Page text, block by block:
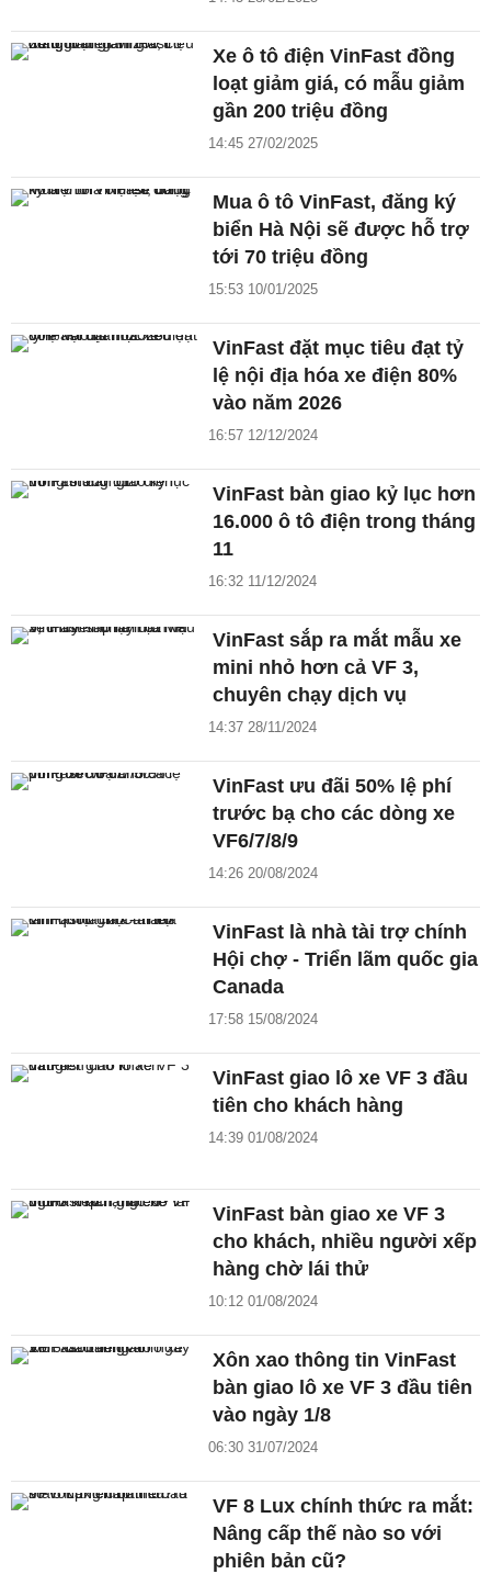
Xe ô tô điện VinFast đồng
loạt giảm giá, có mẫu giảm
gần 200 triệu đồng
14:45 27/02/2025
Mua ô tô VinFast, đăng ký
biển Hà Nội sẽ được hỗ trợ
tới 70 triệu đồng
15:53 10/01/2025
VinFast đặt mục tiêu đạt tỷ
lệ nội địa hóa xe điện 80%
vào năm 2026
16:57 12/12/2024
VinFast bàn giao kỷ lục hơn
16.000 ô tô điện trong tháng
11
16:32 11/12/2024
VinFast sắp ra mắt mẫu xe
mini nhỏ hơn cả VF 3,
chuyên chạy dịch vụ
14:37 28/11/2024
VinFast ưu đãi 50% lệ phí
trước bạ cho các dòng xe
VF6/7/8/9
14:26 20/08/2024
VinFast là nhà tài trợ chính
Hội chợ - Triển lãm quốc gia
Canada
17:58 15/08/2024
VinFast giao lô xe VF 3 đầu
tiên cho khách hàng
14:39 01/08/2024
VinFast bàn giao xe VF 3
cho khách, nhiều người xếp
hàng chờ lái thử
10:12 01/08/2024
Xôn xao thông tin VinFast
bàn giao lô xe VF 3 đầu tiên
vào ngày 1/8
06:30 31/07/2024
VF 8 Lux chính thức ra mắt:
Nâng cấp thế nào so với
phiên bản cũ?